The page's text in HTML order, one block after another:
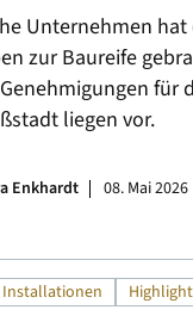
Unternehmen
zur Baureife
für
liegen vor.
Enkhardt 08. Mai 2026